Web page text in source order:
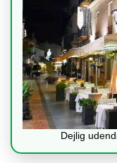
Dejlig